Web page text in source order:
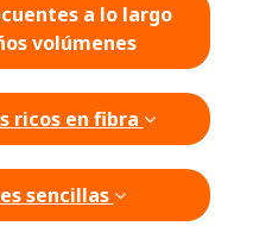
a lo largo
volúmenes
ricos en fibra
sencillas